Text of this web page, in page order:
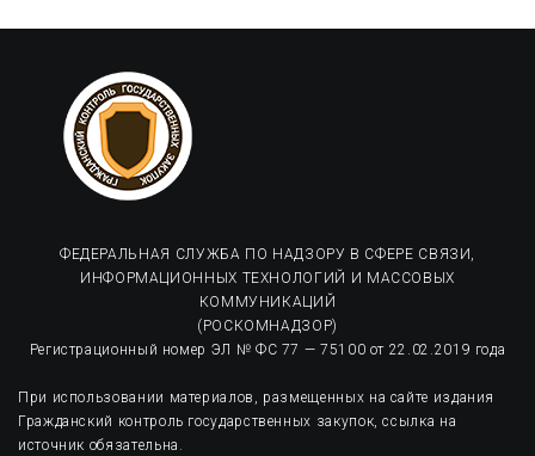
ФЕДЕРАЛЬНАЯ СЛУЖБА ПО НАДЗОРУ В СФЕРЕ СВЯЗИ,
ИНФОРМАЦИОННЫХ ТЕХНОЛОГИЙ И МАССОВЫХ
КОММУНИКАЦИЙ
(РОСКОМНАДЗОР)
Регистрационный номер ЭЛ № ФС 77 — 75100 от 22.02.2019 года
При использовании материалов, размещенных на сайте издания
Гражданский контроль государственных закупок, ссылка на
источник обязательна.